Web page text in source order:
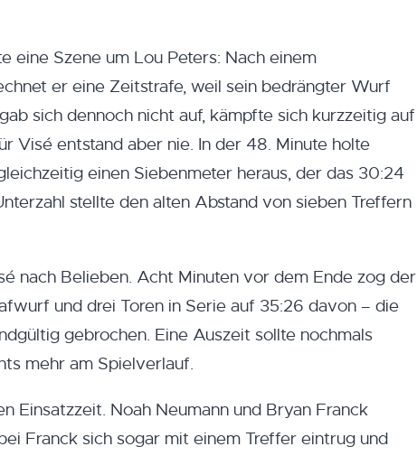
eine Szene um Lou Peters: Nach einem
er eine Zeitstrafe, weil sein bedrängter Wurf
sich dennoch nicht auf, kämpfte sich kurzzeitig auf
Visé entstand aber nie. In der 48. Minute holte
einen Siebenmeter heraus, der das 30:24
stellte den alten Abstand von sieben Treffern
nach Belieben. Acht Minuten vor dem Ende zog der
und drei Toren in Serie auf 35:26 davon – die
gebrochen. Eine Auszeit sollte nochmals
mehr am Spielverlauf.
Einsatzzeit. Noah Neumann und Bryan Franck
Franck sich sogar mit einem Treffer eintrug und